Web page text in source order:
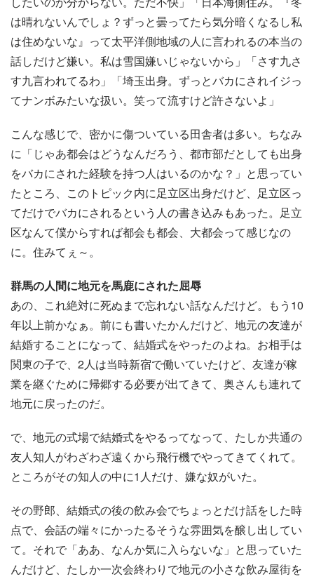
は晴れないんでしょ？ずっと曇ってたら気分暗くなるし私
は住めないな』って太平洋側地域の人に言われるの本当の
話しだけど嫌い。私は雪国嫌いじゃないから」「さす九さ
す九言われてるわ」「埼玉出身。ずっとバカにされイジっ
てナンボみたいな扱い。笑って流すけど許さないよ」
こんな感じで、密かに傷ついている田舎者は多い。ちなみ
に「じゃあ都会はどうなんだろう、都市部だとしても出身
をバカにされた経験を持つ人はいるのかな？」と思ってい
たところ、このトピック内に足立区出身だけど、足立区っ
てだけでバカにされるという人の書き込みもあった。足立
区なんて僕からすれば都会も都会、大都会って感じなの
に。住みてぇ～。
群馬の人間に地元を馬鹿にされた屈辱
あの、これ絶対に死ぬまで忘れない話なんだけど。もう10
年以上前かなぁ。前にも書いたかんだけど、地元の友達が
結婚することになって、結婚式をやったのよね。お相手は
関東の子で、2人は当時新宿で働いていたけど、友達が稼
業を継ぐために帰郷する必要が出てきて、奥さんも連れて
地元に戻ったのだ。
で、地元の式場で結婚式をやるってなって、たしか共通の
友人知人がわざわざ遠くから飛行機でやってきてくれて。
ところがその知人の中に1人だけ、嫌な奴がいた。
その野郎、結婚式の後の飲み会でちょっとだけ話をした時
点で、会話の端々にかったるそうな雰囲気を醸し出してい
て。それで「ああ、なんか気に入らないな」と思っていた
んだけど、たしか一次会終わりで地元の小さな飲み屋街を